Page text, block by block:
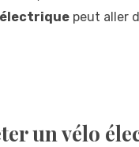
peut aller
un vélo